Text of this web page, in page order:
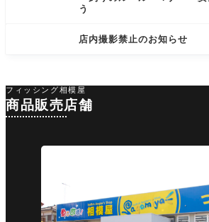
う
店内撮影禁止のお知らせ
フィッシング相模屋
商品販売店舗